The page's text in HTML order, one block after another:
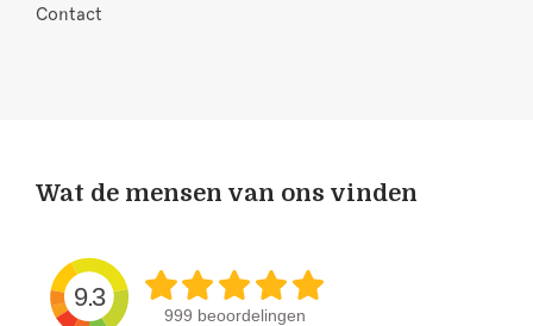
Contact
Wat de mensen van ons vinden
9.3
999 beoordelingen